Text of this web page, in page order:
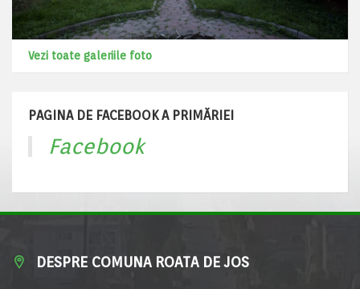
Vezi toate galeriile foto
PAGINA DE FACEBOOK A PRIMĂRIEI
Facebook
DESPRE COMUNA ROATA DE JOS